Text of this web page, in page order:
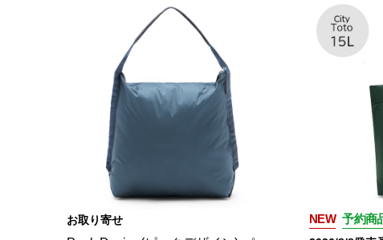
お取り寄せ NEW 予約商